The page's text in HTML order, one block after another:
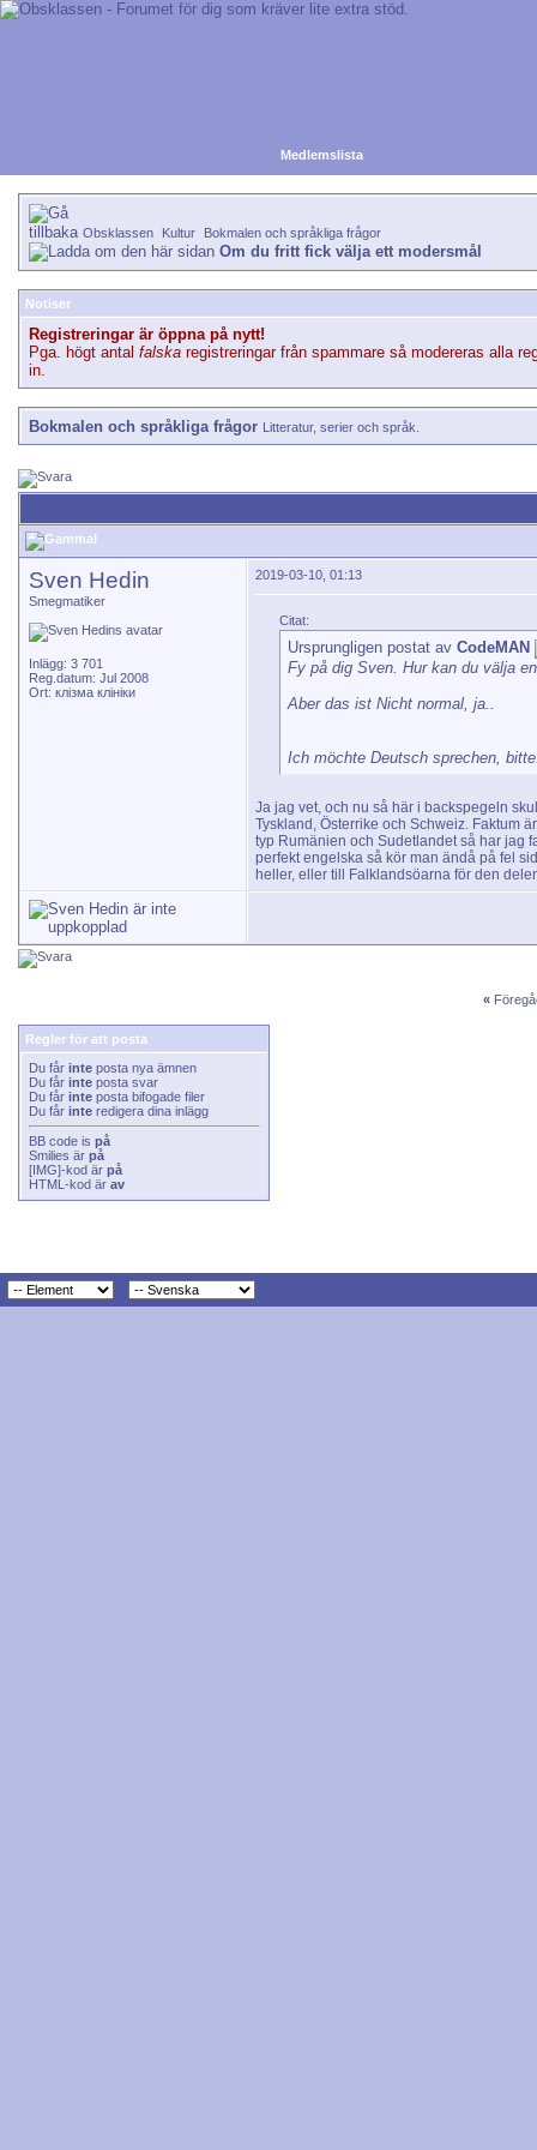
Medlemslista
Obsklassen Kultur Bokmalen och språkliga frågor
Om du fritt fick välja ett modersmål
Notiser
Registreringar är öppna på nytt!
Pga. högt antal falska registreringar från spammare så modereras alla
in.
Bokmalen och språkliga frågor Litteratur, serier och språk.
Sven Hedin
Smegmatiker
Inlägg: 3 701
Reg.datum: Jul 2008
Ort: клізма клініки
2019-03-10, 01:13
Citat:
Ursprungligen postat av CodeMAN
Fy på dig Sven. Hur kan du välja
Aber das ist Nicht normal, ja..
Ich möchte Deutsch sprechen,
Ja jag vet, och nu så här i backspegeln
Tyskland, Österrike och Schweiz. Faktum
typ Rumänien och Sudetlandet så har jag
perfekt engelska så kör man ändå på fel
heller, eller till Falklandsöarna för den
«
Regler för att posta
Du får inte posta nya ämnen
Du får inte posta svar
Du får inte posta bifogade filer
Du får inte redigera dina inlägg
BB code is på
Smilies är på
[IMG]-kod är på
HTML-kod är av